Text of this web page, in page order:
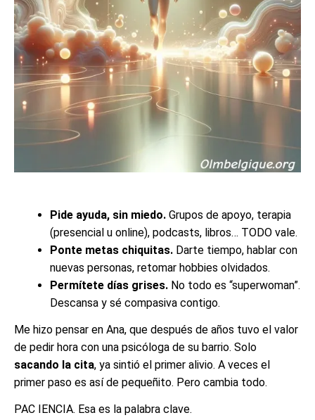
Pide ayuda, sin miedo. Grupos de apoyo, terapia
(presencial u online), podcasts, libros… TODO vale.
Ponte metas chiquitas. Darte tiempo, hablar con
nuevas personas, retomar hobbies olvidados.
Permítete días grises. No todo es “superwoman”.
Descansa y sé compasiva contigo.
Me hizo pensar en Ana, que después de años tuvo el valor
de pedir hora con una psicóloga de su barrio. Solo
sacando la cita, ya sintió el primer alivio. A veces el
primer paso es así de pequeñito. Pero cambia todo.
PAC IENCIA. Esa es la palabra clave.